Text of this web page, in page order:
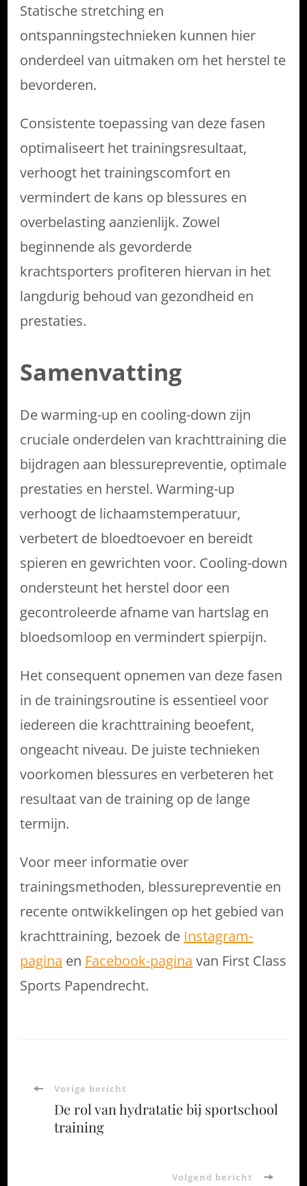
Statische stretching en
ontspanningstechnieken kunnen hier
onderdeel van uitmaken om het herstel te
bevorderen.
Consistente toepassing van deze fasen
optimaliseert het trainingsresultaat,
verhoogt het trainingscomfort en
vermindert de kans op blessures en
overbelasting aanzienlijk. Zowel
beginnende als gevorderde
krachtsporters profiteren hiervan in het
langdurig behoud van gezondheid en
prestaties.
Samenvatting
De warming-up en cooling-down zijn
cruciale onderdelen van krachttraining die
bijdragen aan blessurepreventie, optimale
prestaties en herstel. Warming-up
verhoogt de lichaamstemperatuur,
verbetert de bloedtoevoer en bereidt
spieren en gewrichten voor. Cooling-down
ondersteunt het herstel door een
gecontroleerde afname van hartslag en
bloedsomloop en vermindert spierpijn.
Het consequent opnemen van deze fasen
in de trainingsroutine is essentieel voor
iedereen die krachttraining beoefent,
ongeacht niveau. De juiste technieken
voorkomen blessures en verbeteren het
resultaat van de training op de lange
termijn.
Voor meer informatie over
trainingsmethoden, blessurepreventie en
recente ontwikkelingen op het gebied van
krachttraining, bezoek de Instagram-
pagina en Facebook-pagina van First Class
Sports Papendrecht.
Bericht
navigatie
Vorige bericht
De rol van hydratatie bij sportschool
training
Volgend bericht